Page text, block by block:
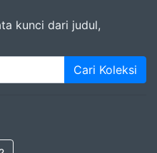
kunci dari judul,
Cari Koleksi